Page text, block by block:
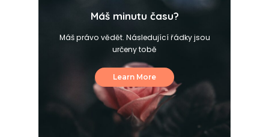
Máš minutu času?
Máš právo vědět. Následující řádky jsou
určeny tobě
Learn More